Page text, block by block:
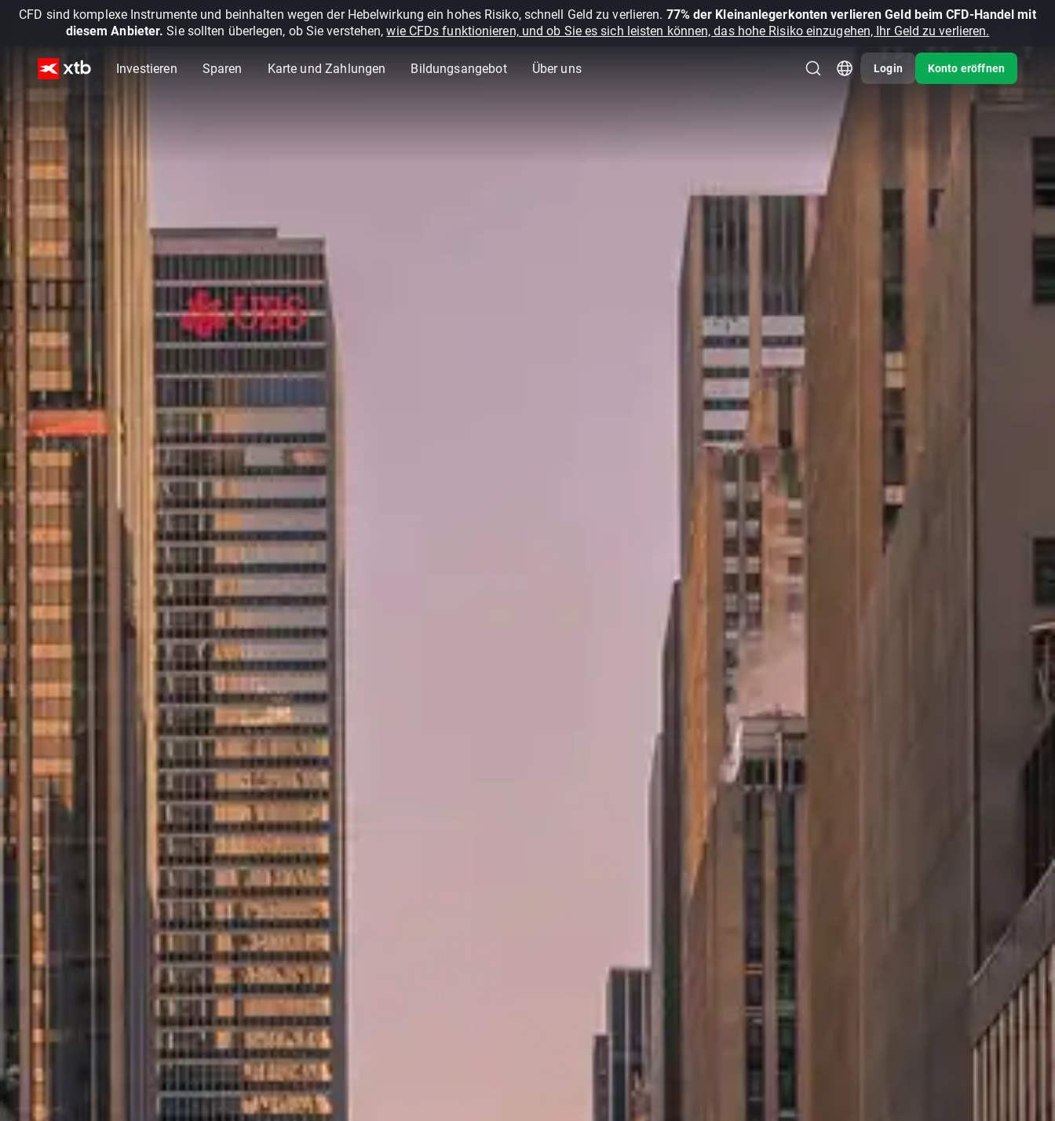
CFD sind komplexe Instrumente und beinhalten wegen der Hebelwirkung ein hohes Risiko, schnell Geld zu verlieren. 77% der Kleinanlegerkonten verlieren Geld beim CFD-Handel mit
diesem Anbieter. Sie sollten überlegen, ob Sie verstehen,wie CFDs funktionieren, und ob Sie es sich leisten können, das hohe Risiko einzugehen, Ihr Geld zu verlieren.
Investieren Sparen Karte und Zahlungen Bildungsangebot Über uns Login Konto eröffnen